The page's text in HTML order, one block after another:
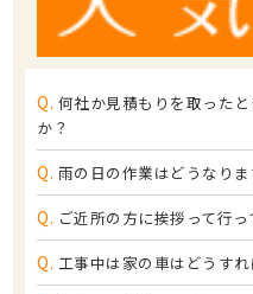
Q. 何社か見積もりを取った
か？
Q. 雨の日の作業はどうなりま
Q. ご近所の方に挨拶って行っ
Q. 工事中は家の車はどうすれ